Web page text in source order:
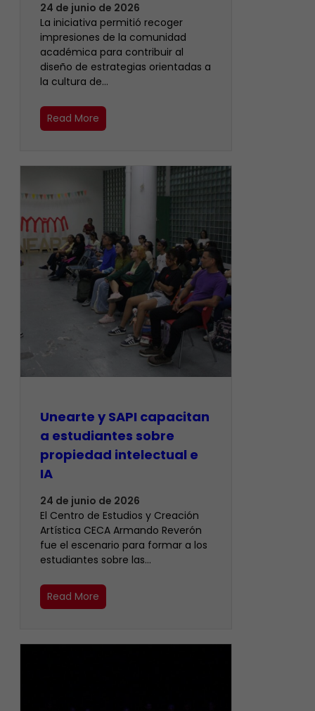
24 de junio de 2026
La iniciativa permitió recoger
impresiones de la comunidad
académica para contribuir al
diseño de estrategias orientadas a
la cultura de…
Read More
Unearte y SAPI capacitan
a estudiantes sobre
propiedad intelectual e
IA
24 de junio de 2026
El Centro de Estudios y Creación
Artística CECA Armando Reverón
fue el escenario para formar a los
estudiantes sobre las…
Read More